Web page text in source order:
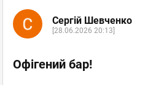
Сергій Шевченко
[28.06.2026 20:13]
Офігений бар!